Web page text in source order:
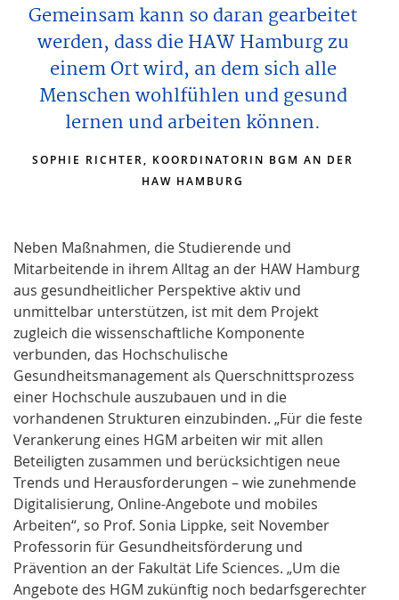
Gemeinsam kann so daran gearbeitet
werden, dass die HAW Hamburg zu
einem Ort wird, an dem sich alle
Menschen wohlfühlen und gesund
lernen und arbeiten können.
SOPHIE RICHTER, KOORDINATORIN BGM AN DER
HAW HAMBURG
Neben Maßnahmen, die Studierende und
Mitarbeitende in ihrem Alltag an der HAW Hamburg
aus gesundheitlicher Perspektive aktiv und
unmittelbar unterstützen, ist mit dem Projekt
zugleich die wissenschaftliche Komponente
verbunden, das Hochschulische
Gesundheitsmanagement als Querschnittsprozess
einer Hochschule auszubauen und in die
vorhandenen Strukturen einzubinden. „Für die feste
Verankerung eines HGM arbeiten wir mit allen
Beteiligten zusammen und berücksichtigen neue
Trends und Herausforderungen – wie zunehmende
Digitalisierung, Online-Angebote und mobiles
Arbeiten“, so Prof. Sonia Lippke, seit November
Professorin für Gesundheitsförderung und
Prävention an der Fakultät Life Sciences. „Um die
Angebote des HGM zukünftig noch bedarfsgerechter